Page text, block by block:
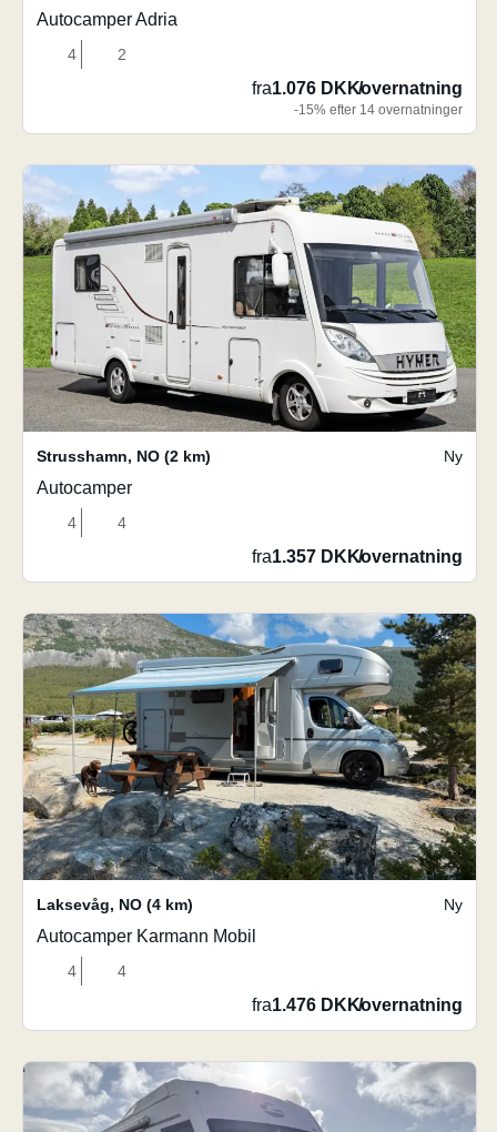
Autocamper Adria
4 2
fra1.076 DKK/overnatning
-15% efter 14 overnatninger
Strusshamn, NO (2 km) Ny
Autocamper
4 4
fra1.357 DKK/overnatning
Laksevåg, NO (4 km) Ny
Autocamper Karmann Mobil
4 4
fra1.476 DKK/overnatning